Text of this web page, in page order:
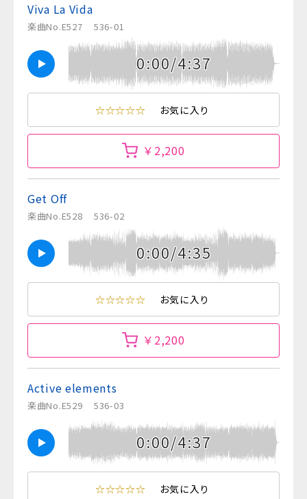
Viva La Vida
楽曲No.E527 536-01
0:00/4:37
☆☆☆☆☆ お気に入り
￥2,200
Get Off
楽曲No.E528 536-02
0:00/4:35
☆☆☆☆☆ お気に入り
￥2,200
Active elements
楽曲No.E529 536-03
0:00/4:37
☆☆☆☆☆ お気に入り